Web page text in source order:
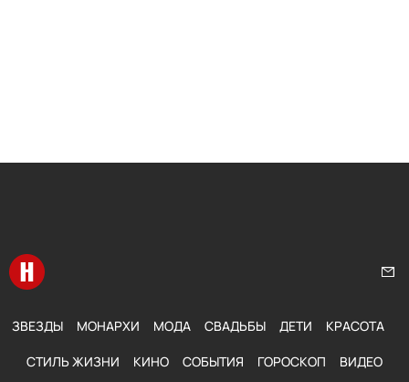
Перейти на главную
ЗВЕЗДЫ МОНАРХИ МОДА СВАДЬБЫ ДЕТИ КРАСОТА
СТИЛЬ ЖИЗНИ КИНО СОБЫТИЯ ГОРОСКОП ВИДЕО